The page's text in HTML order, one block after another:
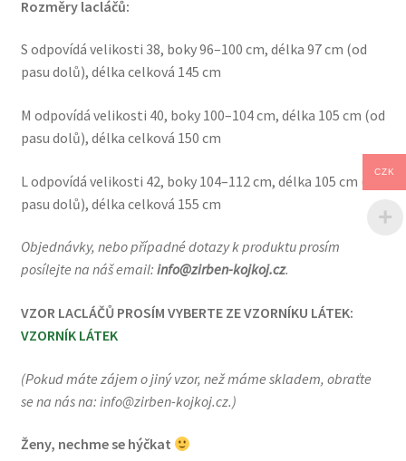
Rozměry lacláčů:
S odpovídá velikosti 38, boky 96–100 cm, délka 97 cm (od
pasu dolů), délka celková 145 cm
M odpovídá velikosti 40, boky 100–104 cm, délka 105 cm (od
pasu dolů), délka celková 150 cm
L odpovídá velikosti 42, boky 104–112 cm, délka 105 cm (od
pasu dolů), délka celková 155 cm
Objednávky, nebo případné dotazy k produktu prosím
posílejte na náš email: info@zirben-kojkoj.cz.
VZOR LACLÁČŮ PROSÍM VYBERTE ZE VZORNÍKU LÁTEK:
VZORNÍK LÁTEK
(Pokud máte zájem o jiný vzor, než máme skladem, obraťte
se na nás na: info@zirben-kojkoj.cz.)
Ženy, nechme se hýčkat
CZK